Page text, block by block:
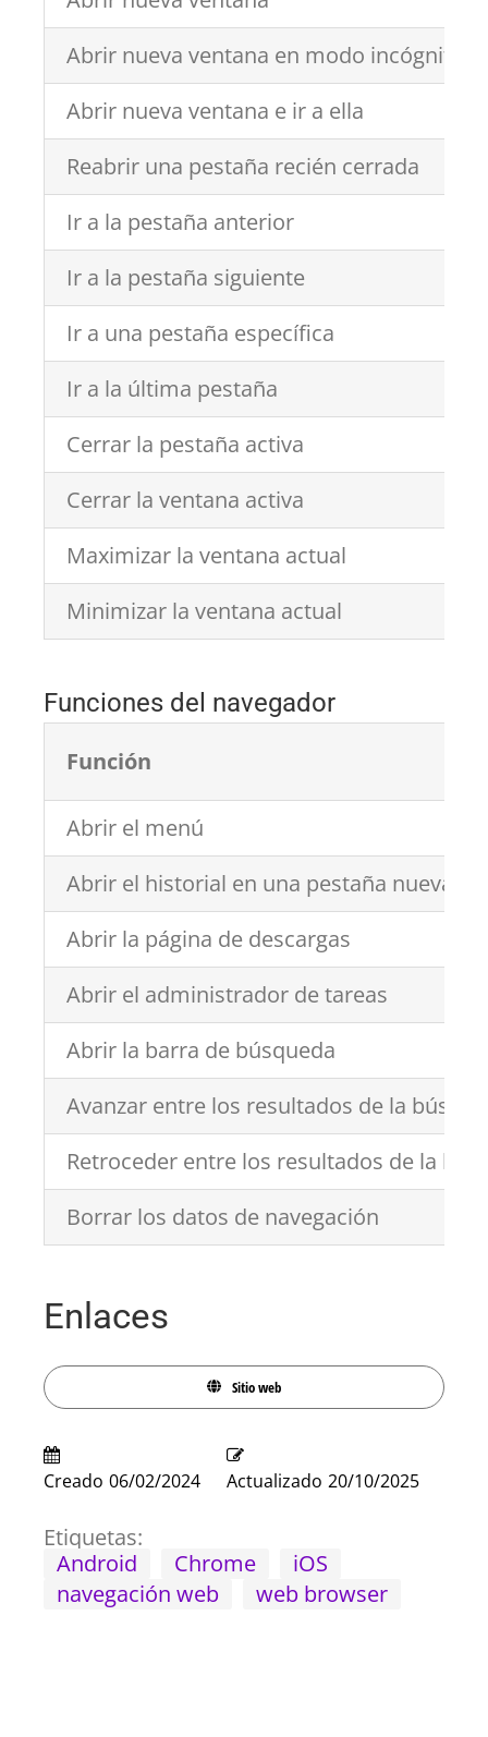
Abrir nueva ventana en modo incógnito
Abrir nueva ventana e ir a ella
Reabrir una pestaña recién cerrada
Ir a la pestaña anterior
Ir a la pestaña siguiente
Ir a una pestaña específica
Ir a la última pestaña
Cerrar la pestaña activa
Cerrar la ventana activa
Maximizar la ventana actual
Minimizar la ventana actual
Funciones del navegador
Función
Abrir el menú
Abrir el historial en una pestaña nueva
Abrir la página de descargas
Abrir el administrador de tareas
Abrir la barra de búsqueda
Avanzar entre los resultados de la
Retroceder entre los resultados de la
Borrar los datos de navegación
Enlaces
Sitio web
Creado 06/02/2024 Actualizado 20/10/2025
Etiquetas:
Android
Chrome
iOS
navegación web
web browser